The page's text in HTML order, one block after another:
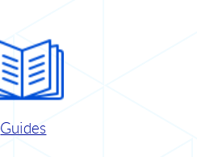
Guides